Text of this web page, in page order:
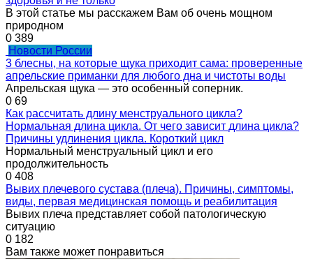
В этой статье мы расскажем Вам об очень мощном
природном
0 389
Новости России
3 блесны, на которые щука приходит сама: проверенные
апрельские приманки для любого дна и чистоты воды
Апрельская щука — это особенный соперник.
0 69
Как рассчитать длину менструального цикла?
Нормальная длина цикла. От чего зависит длина цикла?
Причины удлинения цикла. Короткий цикл
Нормальный менструальный цикл и его
продолжительность
0 408
Вывих плечевого сустава (плеча). Причины, симптомы,
виды, первая медицинская помощь и реабилитация
Вывих плеча представляет собой патологическую
ситуацию
0 182
Вам также может понравиться